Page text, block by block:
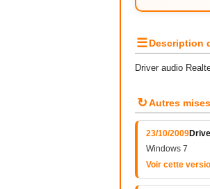
☰Description
Driver audio
↻Autres
23/10/2009
Windows 7
Voir cette